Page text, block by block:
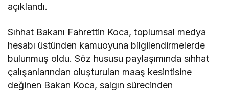
açıklandı.
Sıhhat Bakanı Fahrettin Koca, toplumsal medya
hesabı üstünden kamuoyuna bilgilendirmelerde
bulunmuş oldu. Söz hususu paylaşımında sıhhat
çalışanlarından oluşturulan maaş kesintisine
değinen Bakan Koca, salgın sürecinden